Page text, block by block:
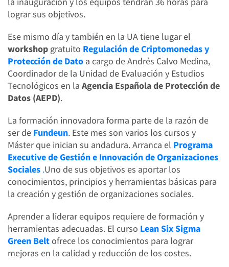
lograr sus objetivos.
Ese mismo día y también en la UA tiene lugar el
workshop gratuito Regulación de Criptomonedas y
Protección de Dato a cargo de Andrés Calvo Medina,
Coordinador de la Unidad de Evaluación y Estudios
Tecnológicos en la Agencia Española de Protección de
Datos (AEPD).
La formación innovadora forma parte de la razón de
ser de Fundeun. Este mes son varios los cursos y
Máster que inician su andadura. Arranca el Programa
Executive de Gestión e Innovación de Organizaciones
Sociales .Uno de sus objetivos es aportar los
conocimientos, principios y herramientas básicas para
la creación y gestión de organizaciones sociales.
Aprender a liderar equipos requiere de formación y
herramientas adecuadas. El curso Lean Six Sigma
Green Beltofrece los conocimientos para lograr
mejoras en la calidad y reducción de los costes.